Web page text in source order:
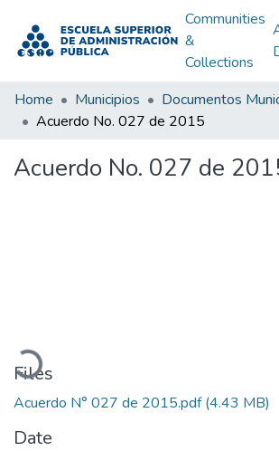
Communities
&
Collections
Home Municipios
Documentos
Acuerdo No. 027 de 2015
Acuerdo No. 027 de
Files
Acuerdo N° 027 de 2015.pdf(4.43 MB)
Date